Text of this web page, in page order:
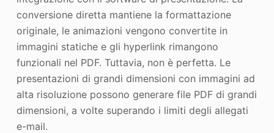
conversione diretta mantiene la formattazione
originale, le animazioni vengono convertite in
immagini statiche e gli hyperlink rimangono
funzionali nel PDF. Tuttavia, non è perfetta. Le
presentazioni di grandi dimensioni con immagini ad
alta risoluzione possono generare file PDF di grandi
dimensioni, a volte superando i limiti degli allegati
e-mail.